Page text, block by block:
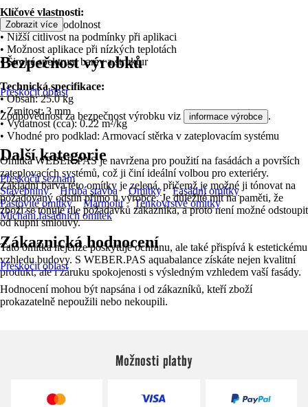
Klíčové vlastnosti:
• Vysoká voděodolnost
• Nižší citlivost na podmínky při aplikaci
• Možnost aplikace při nízkých teplotách
• Široké spektrum barev a struktur
Technická specifikace:
• Obsah: 25.0 kg
• Zrnitost: 3 mm
• Vydatnost (cca): 0.22 m²/kg
• Vhodné pro podklad: Armovací stěrka v zateplovacím systému
Omítka WEBER.PAS je navržena pro použití na fasádách a površích
zateplovacích systémů, což ji činí ideální volbou pro exteriéry.
Základní barva této omítky je zelená, přičemž je možné ji tónovat na
požadovaný odstín přímo u výrobce. Je důležité mít na paměti, že
zboží se tónuje dle požadavků zákazníka, a proto není možné odstoupit
od kupní smlouvy.
Tato omítka nejenže poskytuje ochranu, ale také přispívá k estetickému
vzhledu budovy. S WEBER.PAS aquabalance získáte nejen kvalitní
produkt, ale i záruku spokojenosti s výsledným vzhledem vaší fasády.
Zobrazit více
Bezpečnost výrobků
Přeskočit oblast
Zodpovědnost za bezpečnost výrobku viz informace výrobce .
Další kategorie
Přeskočit seznam
Stavebniny
Hrubá stavba Omítky
Fasádní omítky
Pastovité omítky
Marmolit
Tenkovrstvé omítky
Míchání fasádních omítek
Zákaznická hodnocení
Přeskočit oblast
Hodnocení mohou být napsána i od zákazníků, kteří zboží
prokazatelně nepoužili nebo nekoupili.
Možnosti platby